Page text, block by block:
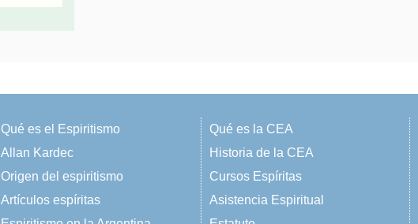
Qué es el Espiritismo
Allan Kardec
Origen del espiritismo
Artículos espíritas
Qué es la CEA
Historia de la CEA
Cursos Espíritas
Asistencia Espiritual